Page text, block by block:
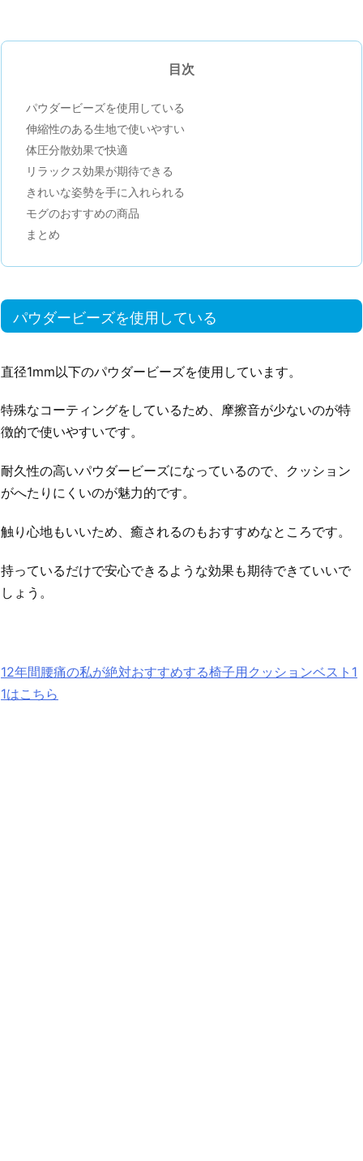
目次
パウダービーズを使用している
伸縮性のある生地で使いやすい
体圧分散効果で快適
リラックス効果が期待できる
きれいな姿勢を手に入れられる
モグのおすすめの商品
まとめ
パウダービーズを使用している
直径1mm以下のパウダービーズを使用しています。
特殊なコーティングをしているため、摩擦音が少ないのが特
徴的で使いやすいです。
耐久性の高いパウダービーズになっているので、クッション
がへたりにくいのが魅力的です。
触り心地もいいため、癒されるのもおすすめなところです。
持っているだけで安心できるような効果も期待できていいで
しょう。
12年間腰痛の私が絶対おすすめする椅子用クッションベスト1
1はこちら